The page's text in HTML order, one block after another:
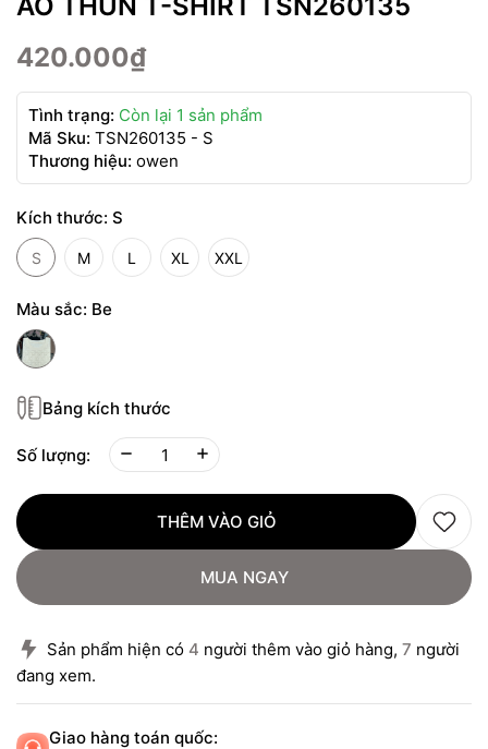
420.000₫
Tình trạng: Còn lại 1 sản phẩm
Mã Sku: TSN260135 - S
Thương hiệu: owen
Kích thước: S
S M L XL XXL
Màu sắc: Be
Bảng kích thước
Số lượng:
THÊM VÀO GIỎ
MUA NGAY
Sản phẩm hiện có 4 người thêm vào giỏ hàng, 7 người
đang xem.
Giao hàng toán quốc: